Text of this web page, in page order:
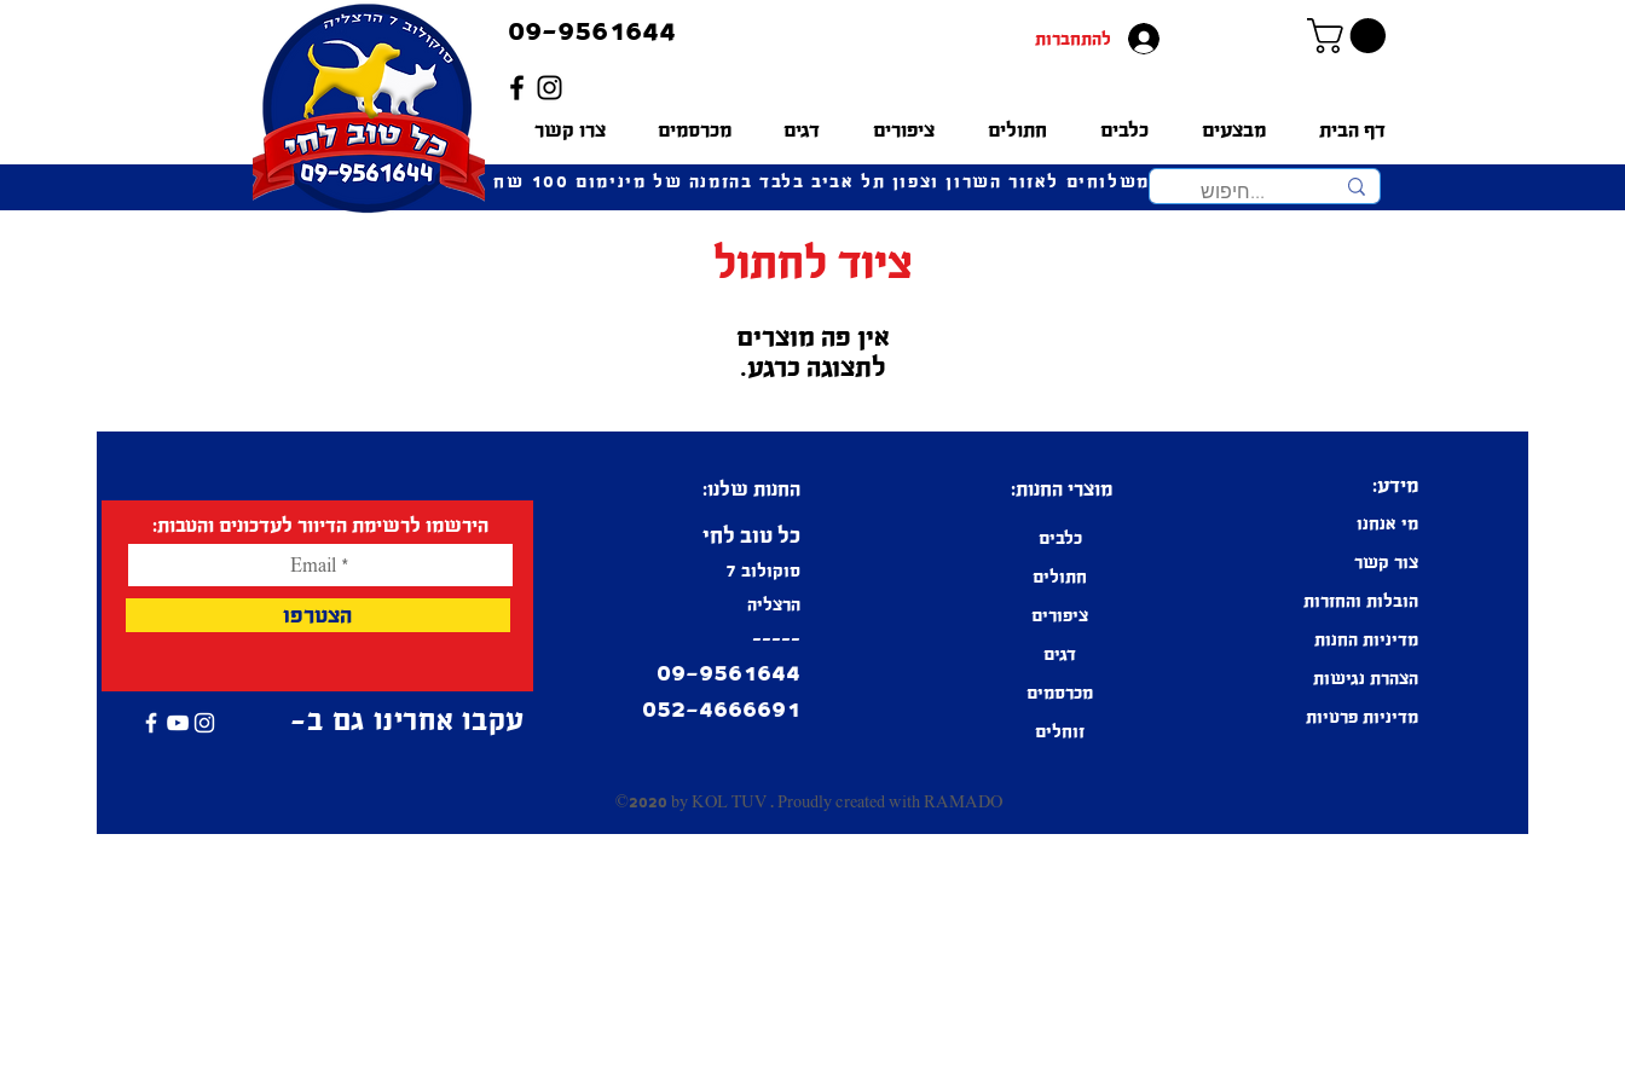
להתחברות
דף הבית מבצעים כלבים חתולים ציפורים דגים מכרסמים צרו קשר
משלוחים לאזור השרון וצפון תל אביב בלבד בהזמנה של מינימום 100 שח
09-9561644
לתצוגה כרגע.
ציוד לחתול
הירשמו לרשימת הדיוור לעדכונים והטבות:
הצטרפו
עקבו אחרינו גם ב-
החנות שלנו:
כל טוב לחי
סוקולוב 7
הרצליה
-----
09-9561644
052-4666691
מוצרי החנות:
כלבים
חתולים
ציפורים
דגים
מכרסמים
זוחלים
מידע:
מי אנחנו
צור קשר
הובלות והחזרות
מדיניות החנות
הצהרת נגישות
מדיניות פרטיות
©2020 by KOL TUV . Proudly created with RAMADO